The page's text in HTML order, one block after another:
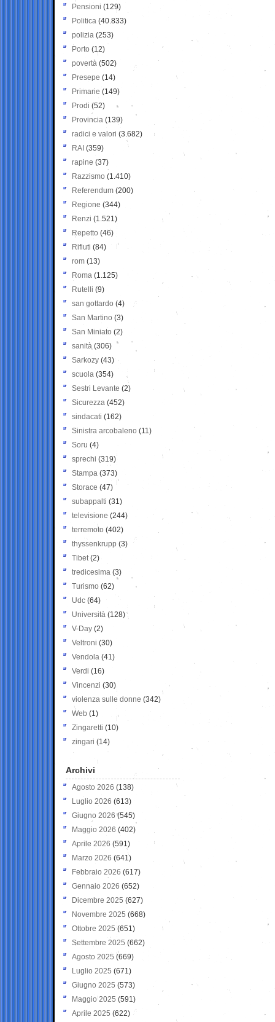
Pensioni (129)
Politica (40.833)
polizia (253)
Porto (12)
povertà (502)
Presepe (14)
Primarie (149)
Prodi (52)
Provincia (139)
radici e valori (3.682)
RAI (359)
rapine (37)
Razzismo (1.410)
Referendum (200)
Regione (344)
Renzi (1.521)
Repetto (46)
Rifiuti (84)
rom (13)
Roma (1.125)
Rutelli (9)
san gottardo (4)
San Martino (3)
San Miniato (2)
sanità (306)
Sarkozy (43)
scuola (354)
Sestri Levante (2)
Sicurezza (452)
sindacati (162)
Sinistra arcobaleno (11)
Soru (4)
sprechi (319)
Stampa (373)
Storace (47)
subappalti (31)
televisione(244)
terremoto (402)
thyssenkrupp (3)
Tibet(2)
tredicesima (3)
Turismo (62)
Udc (64)
Università (128)
V-Day (2)
Veltroni (30)
Vendola (41)
Verdi (16)
Vincenzi (30)
violenza sulle donne (342)
Web (1)
Zingaretti (10)
zingari (14)
Archivi
Agosto 2026 (138)
Luglio 2026 (613)
Giugno 2026 (545)
Maggio 2026 (402)
Aprile 2026 (591)
Marzo 2026 (641)
Febbraio 2026 (617)
Gennaio 2026 (652)
Dicembre 2025 (627)
Novembre 2025 (668)
Ottobre 2025 (651)
Settembre 2025 (662)
Agosto 2025 (669)
Luglio 2025 (671)
Giugno 2025 (573)
Maggio 2025 (591)
Aprile 2025 (622)